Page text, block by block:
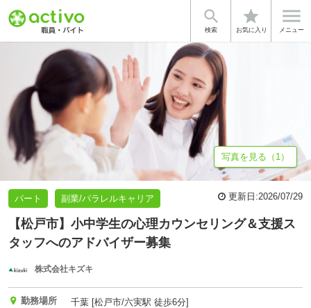

検索
star
お気に入り

メニュー
基本情報 募集詳細 企業情報
写真を見る（1）
パート 副業/パラレルキャリア 更新日:2026/07/29
【松戸市】小中学生の心理カウンセリング＆支援ス
タッフへのアドバイザー募集
株式会社キズキ
勤務場所
千葉 [松戸市/六実駅 徒歩6分]